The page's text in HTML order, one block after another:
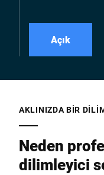
Açık
AKLINIZDA BIR
Neden
dilimleyici